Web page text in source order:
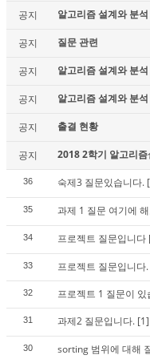
공지 알고리즘 설계와 분
공지 질문 관련
공지 알고리즘 설계와 분
공지 알고리즘 설계와 분
공지 출결 현황
공지 2018 2학기 알고리
36 숙제3 질문있습니다.
35 과제 1 질문 여기에
34 프로젝트 질문입니다
33 프로젝트 질문입니다.
32 프로젝트 1 질문이 있
31 과제2 질문입니다. [1]
30 sorting 범위에 대해